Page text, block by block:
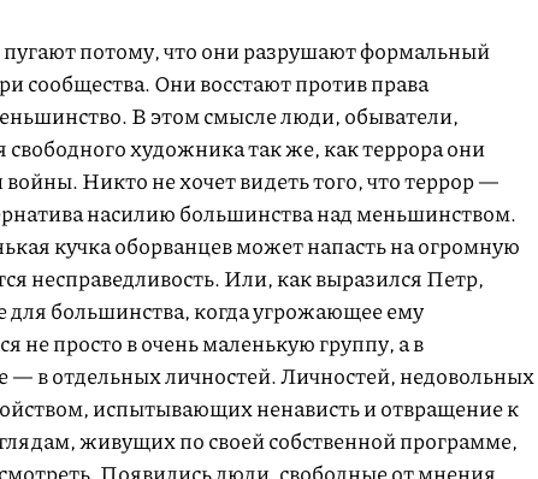
потому, что они разрушают формальный
сообщества. Они восстают против права
В этом смысле люди, обыватели,
художника так же, как террора они
Никто не хочет видеть того, что террор —
насилию большинства над меньшинством.
кучка оборванцев может напасть на огромную
несправедливость. Или, как выразился Петр,
для большинства, когда угрожающее ему
не просто в очень маленькую группу, а в
— в отдельных личностей. Личностей, недовольных
испытывающих ненависть и отвращение к
живущих по своей собственной программе,